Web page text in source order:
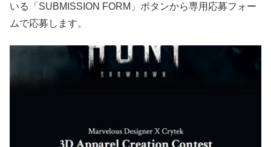
いる「SUBMISSION FORM」ボタンから専用応募フォー
ムで応募します。